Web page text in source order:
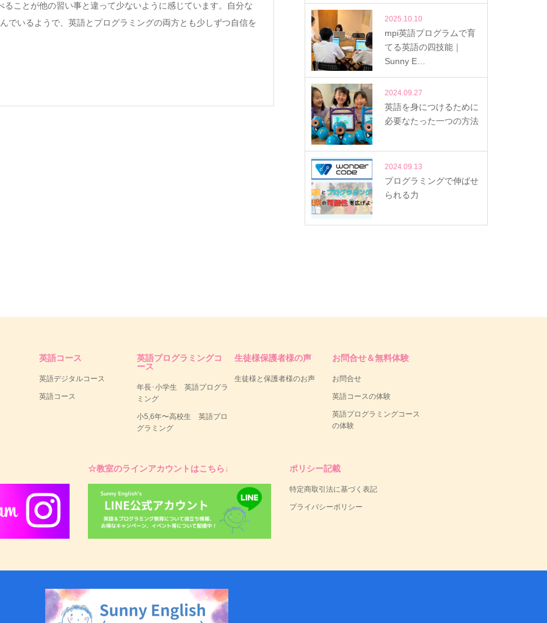
ことが他の習い事と違って少ないように感じています。自分な
でいるようで、英語とプログラミングの両方とも少しずつ自信を
2025.10.10
mpi英語プログラムで育
てる英語の四技能｜
Sunny E…
2024.09.27
英語を身につけるために
必要なたった一つの方法
2024.09.13
プログラミングで伸ばせ
られる力
英語コース
英語デジタルコース
英語コース
英語プログラミングコ
ース
年長･小学生 英語プログラ
ミング
小5,6年〜高校生 英語プロ
グラミング
生徒様保護者様の声
生徒様と保護者様のお声
お問合せ＆無料体験
お問合せ
英語コースの体験
英語プログラミングコース
の体験
☆教室のラインアカウントはこちら↓ ポリシー記載
特定商取引法に基づく表記
プライバシーポリシー